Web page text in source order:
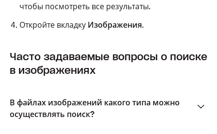
чтобы посмотреть все результаты.
Откройте вкладку Изображения.
Часто задаваемые вопросы о поиске
в изображениях
В файлах изображений какого типа можно
осуществлять поиск?